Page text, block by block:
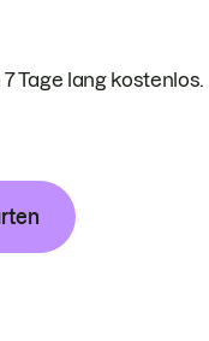
Tage lang kostenlos.